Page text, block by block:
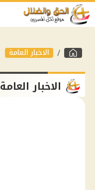
الاخبار العامة
الاخبار العامة